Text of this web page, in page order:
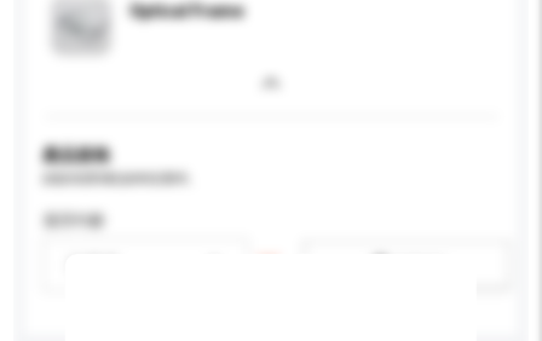
Optical Frame
產品規格
適用年齡